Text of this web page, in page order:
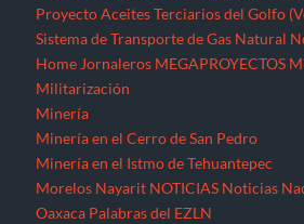
Proyecto Aceites Terciarios del Golfo
Sistema de Transporte de Gas Natural
Home Jornaleros MEGAPROYECTOS
Militarización
Minería
Minería en el Cerro de San Pedro
Minería en el Istmo de Tehuantepec
Morelos Nayarit NOTICIAS Noticias
Oaxaca Palabras del EZLN